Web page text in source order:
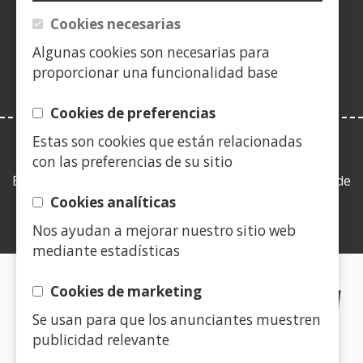
Cookies necesarias
Algunas cookies son necesarias para
proporcionar una funcionalidad base
Cookies de preferencias
Estas son cookies que están relacionadas
con las preferencias de su sitio
Cookies analíticas
Nos ayudan a mejorar nuestro sitio web
mediante estadísticas
Cookies de marketing
Se usan para que los anunciantes muestren
publicidad relevante
ventana)ventana)ventana)
nueva
ventana)
ventana)ventana)ventana)
LEY DE TRANSPARENCIA
Esta web se ajusta a lo establecido en la Ley 19/2013, de
9 de diciembre, de transparencia, acceso a la
CERTIFICADOS DE CALIDAD